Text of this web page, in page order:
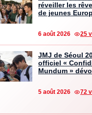
réveiller les
de jeunes
6 août 2026 25
JMJ de Séoul
officiel «
Mundum »
5 août 2026 72